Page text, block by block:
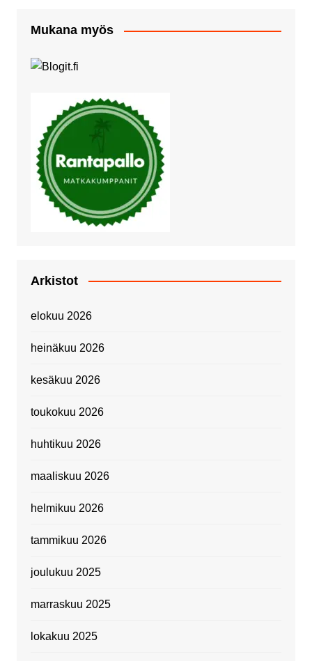
Mukana myös
Arkistot
elokuu 2026
heinäkuu 2026
kesäkuu 2026
toukokuu 2026
huhtikuu 2026
maaliskuu 2026
helmikuu 2026
tammikuu 2026
joulukuu 2025
marraskuu 2025
lokakuu 2025